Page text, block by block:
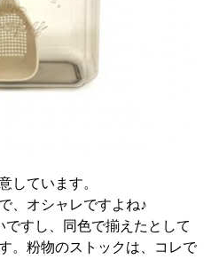
しています。
、オシャレですよね♪
すし、同色で揃えたとして
。粉物のストックは、コレで